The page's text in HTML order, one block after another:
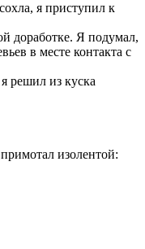
я приступил к
доработке. Я подумал,
в месте контакта с
решил из куска
изолентой: